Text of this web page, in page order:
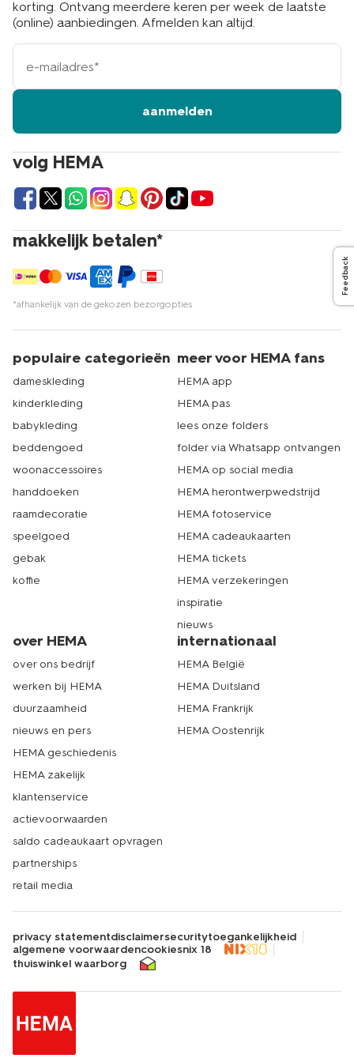
volg HEMA
makkelijk betalen*
*afhankelijk van de gekozen bezorgopties
korting. Ontvang meerdere keren per week de laatste
(online) aanbiedingen. Afmelden kan altijd.
e-
mailadres
aanmelden
populaire categorieën
dameskleding
kinderkleding
babykleding
beddengoed
woonaccessoires
handdoeken
raamdecoratie
speelgoed
gebak
koffie
meer voor HEMA fans
HEMA app
HEMA pas
lees onze folders
folder via Whatsapp ontvangen
HEMA op social media
HEMA herontwerpwedstrijd
HEMA fotoservice
HEMA cadeaukaarten
HEMA tickets
HEMA verzekeringen
inspiratie
nieuws
over HEMA
over ons bedrijf
werken bij HEMA
duurzaamheid
nieuws en pers
HEMA geschiedenis
HEMA zakelijk
klantenservice
actievoorwaarden
saldo cadeaukaart opvragen
partnerships
retail media
internationaal
HEMA België
HEMA Duitsland
HEMA Frankrijk
HEMA Oostenrijk
privacy statementdisclaimersecuritytoegankelijkheid
algemene voorwaardencookiesnix 18
thuiswinkel waarborg
Feedback